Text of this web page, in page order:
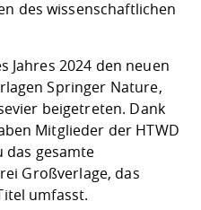
physik
circumstances
Teaching,
abroad
Downloads
International
Downloads
Cooperations
Contact
Equal
University
Management
Climate and
Protection
Representations
Informatics /
Agriculture/
mistry
Mechanical
des wissenschaftlichen
Jahres 2024 den neuen
Springer Nature,
beigetreten. Dank
Mitglieder der HTWD
das gesamte
Großverlage, das
umfasst.